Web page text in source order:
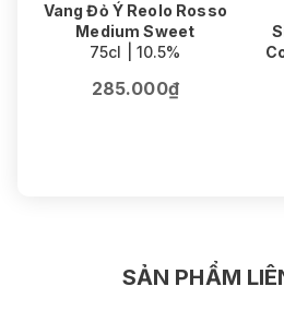
Vang Đỏ Ý Reolo Rosso
Medium Sweet
75cl | 10.5%
285.000₫
SẢN PHẨM